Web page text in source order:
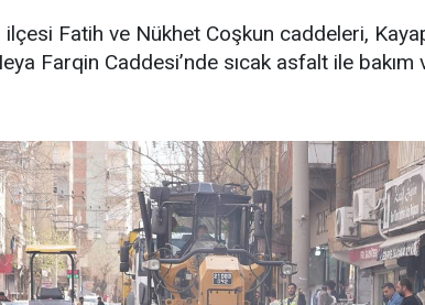
ilçesi Fatih ve Nükhet Coşkun caddeleri,
Farqin Caddesi’nde sıcak asfalt ile bakım